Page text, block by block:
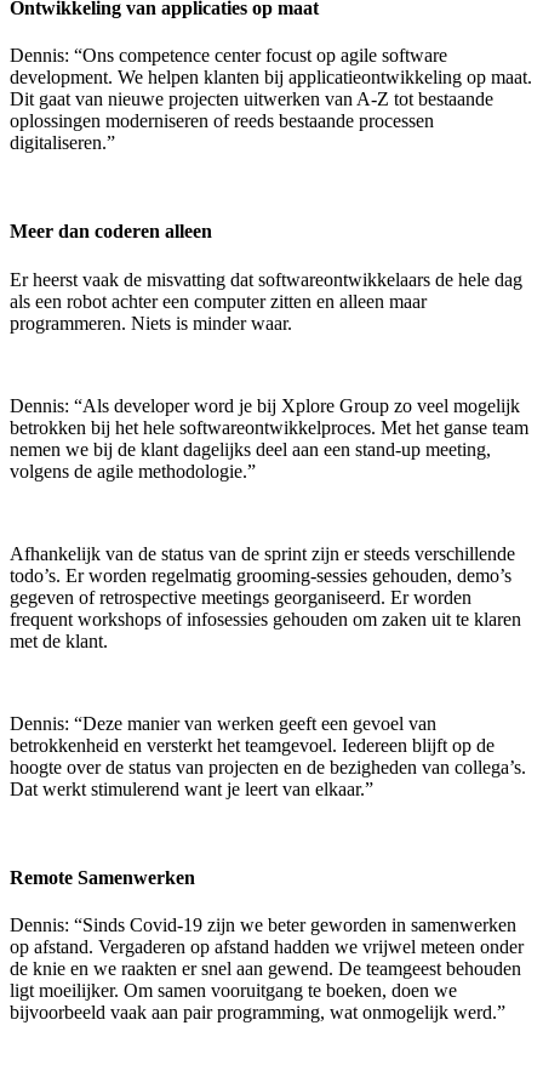
Ontwikkeling van applicaties op maat
Dennis: “Ons competence center focust op agile software
development. We helpen klanten bij applicatieontwikkeling op maat.
Dit gaat van nieuwe projecten uitwerken van A-Z tot bestaande
oplossingen moderniseren of reeds bestaande processen
digitaliseren.”
Meer dan coderen alleen
Er heerst vaak de misvatting dat softwareontwikkelaars de hele dag
als een robot achter een computer zitten en alleen maar
programmeren. Niets is minder waar.
Dennis: “Als developer word je bij Xplore Group zo veel mogelijk
betrokken bij het hele softwareontwikkelproces. Met het ganse team
nemen we bij de klant dagelijks deel aan een stand-up meeting,
volgens de agile methodologie.”
Afhankelijk van de status van de sprint zijn er steeds verschillende
todo’s. Er worden regelmatig grooming-sessies gehouden, demo’s
gegeven of retrospective meetings georganiseerd. Er worden
frequent workshops of infosessies gehouden om zaken uit te klaren
met de klant.
Dennis: “Deze manier van werken geeft een gevoel van
betrokkenheid en versterkt het teamgevoel. Iedereen blijft op de
hoogte over de status van projecten en de bezigheden van collega’s.
Dat werkt stimulerend want je leert van elkaar.”
Remote Samenwerken
Dennis: “Sinds Covid-19 zijn we beter geworden in samenwerken
op afstand. Vergaderen op afstand hadden we vrijwel meteen onder
de knie en we raakten er snel aan gewend. De teamgeest behouden
ligt moeilijker. Om samen vooruitgang te boeken, doen we
bijvoorbeeld vaak aan pair programming, wat onmogelijk werd.”